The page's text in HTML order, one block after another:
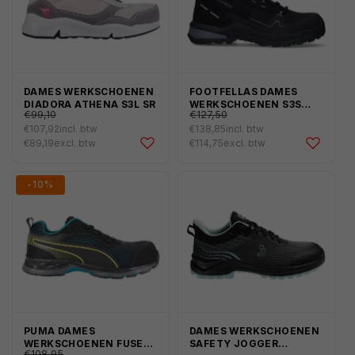
DAMES WERKSCHOENEN
DIADORA ATHENA S3L SR
Normale
prijs
€119,91
€99,10
Aanbiedingsprijs
€107,92incl. btw
€89,19excl. btw
FOOTFELLAS DAMES
WERKSCHOENEN S3S
JOANNE
Normale
prijs
€154,28
€127,50
Aanbiedingsprijs
€138,85incl. btw
€114,75excl. btw
-10%
PUMA DAMES
WERKSCHOENEN FUSE
Normale
€131,83
DAMES WERKSCHOENEN
SAFETY JOGGER